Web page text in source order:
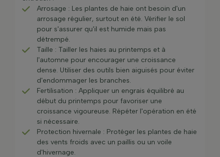
Arrosage : Les plantes de haie ont besoin d'un
arrosage régulier, surtout en été. Vérifier le sol
pour s'assurer qu'il est humide mais pas
détrempé.
Taille : Tailler les haies au printemps et à
l'automne pour encourager une croissance
dense. Utiliser des outils bien aiguisés pour éviter
d'endommager les branches.
Fertilisation : Appliquer un engrais équilibré au
début du printemps pour favoriser une
croissance vigoureuse. Répéter l'opération en été
si nécessaire.
Protection hivernale : Protéger les plantes de haie
des vents froids avec un paillis ou un voile
d'hivernage.